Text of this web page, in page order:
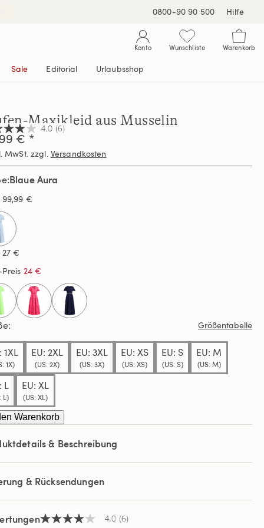
0800-90 90 500 Hilfe
Konto Wunschliste Warenkorb
Sale Editorial Urlaubsshop
Maxikleid aus Musselin
4.0 (6)
€ *
MwSt. zzgl. Versandkosten
Blaue Aura
99,99 €
selected
27 €
24 €
Größentabelle
1XL
1X)
EU: 2XL
(US: 2X)
EU: 3XL
(US: 3X)
EU: XS
(US: XS)
EU: S
(US: S)
EU: M
(US: M)
L
L)
EU: XL
(US: XL)
Warenkorb
& Beschreibung
& Rücksendungen
4.0 4.0 (6)